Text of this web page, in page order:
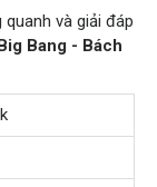
và giải đáp
Bang - Bách